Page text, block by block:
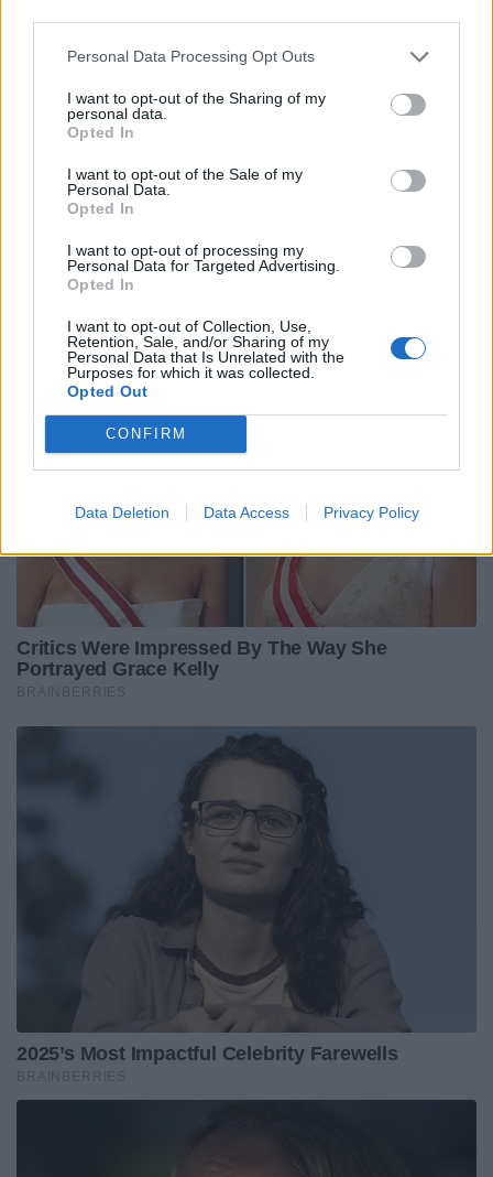
Personal Data Processing Opt Outs
I want to opt-out of the Sharing of my
personal data.
Opted In
I want to opt-out of the Sale of my
Personal Data.
Opted In
I want to opt-out of processing my
Personal Data for Targeted Advertising.
Opted In
I want to opt-out of Collection, Use,
Retention, Sale, and/or Sharing of my
Personal Data that Is Unrelated with the
Purposes for which it was collected.
Opted Out
CONFIRM
Data Deletion Data Access Privacy Policy